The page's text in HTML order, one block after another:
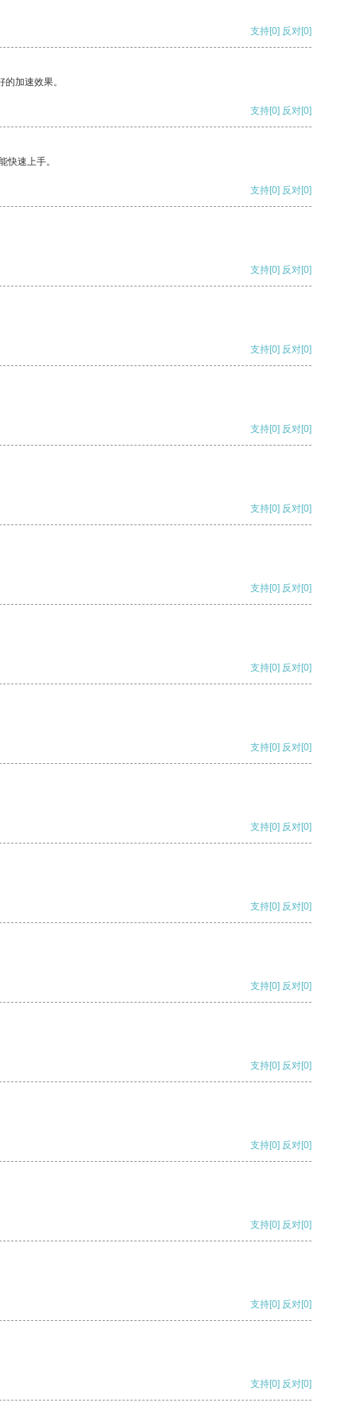
支持[0] 反对[0]
加速效果。
支持[0] 反对[0]
快速上手。
支持[0] 反对[0]
支持[0] 反对[0]
支持[0] 反对[0]
支持[0] 反对[0]
支持[0] 反对[0]
支持[0] 反对[0]
支持[0] 反对[0]
支持[0] 反对[0]
支持[0] 反对[0]
支持[0] 反对[0]
支持[0] 反对[0]
支持[0] 反对[0]
支持[0] 反对[0]
支持[0] 反对[0]
支持[0] 反对[0]
支持[0] 反对[0]